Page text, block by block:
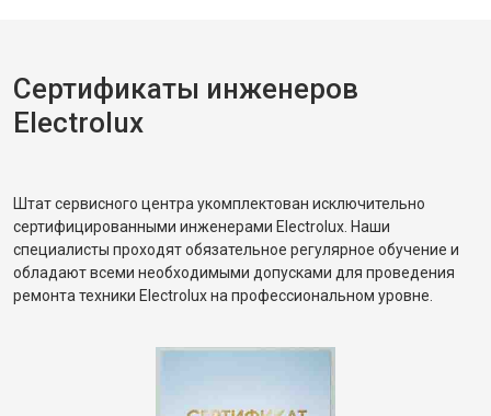
Сертификаты инженеров
Electrolux
Штат сервисного центра укомплектован исключительно
сертифицированными инженерами Electrolux. Наши
специалисты проходят обязательное регулярное обучение и
обладают всеми необходимыми допусками для проведения
ремонта техники Electrolux на профессиональном уровне.